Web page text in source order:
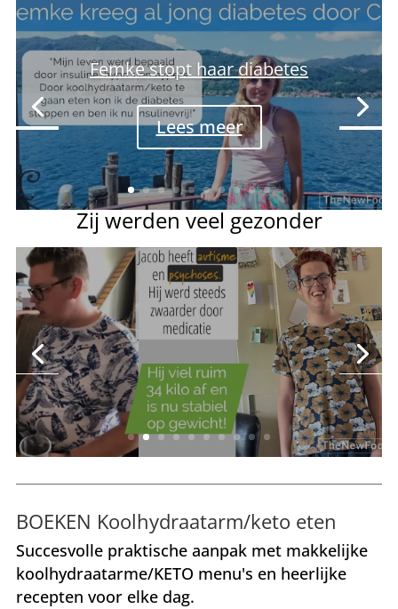
Manja heeft spijt van haar
maagverkleining
Lees meer
Zij werden veel gezonder
Afvallen met een beperking
Lees meer
BOEKEN Koolhydraatarm/keto eten
Succesvolle praktische aanpak met makkelijke
koolhydraatarme/KETO menu's en heerlijke
recepten voor elke dag.